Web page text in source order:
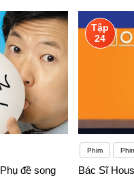
đề song
Tập
24
Phim
Bác Sĩ